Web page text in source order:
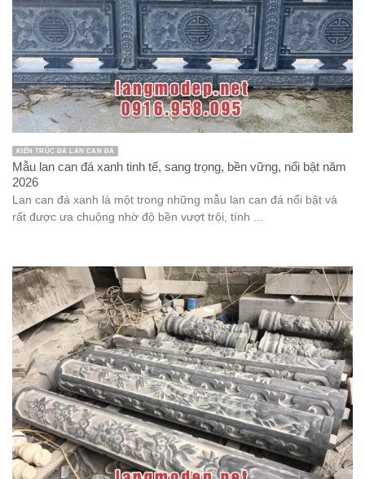
KIẾN TRÚC ĐÁ LAN CAN ĐÁ
Mẫu lan can đá xanh tinh tế, sang trọng, bền vững, nổi bật năm
2026
Lan can đá xanh là một trong những mẫu lan can đá nổi bật và
rất được ưa chuộng nhờ độ bền vượt trội, tính ...